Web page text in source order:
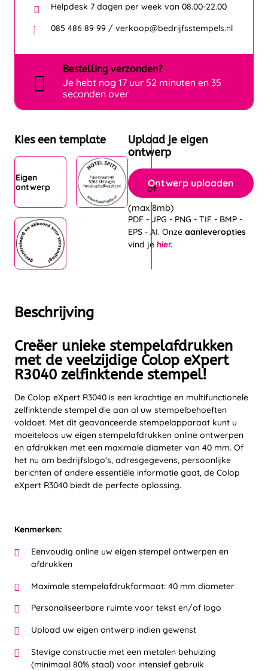
Beschrijving
Creëer unieke stempelafdrukken
met de veelzijdige Colop eXpert
R3040 zelfinktende stempel!
De Colop eXpert R3040 is een krachtige en multifunctionele
zelfinktende stempel die aan al uw stempelbehoeften
voldoet. Met dit geavanceerde stempelapparaat kunt u
moeiteloos uw eigen stempelafdrukken online ontwerpen
en afdrukken met een maximale diameter van 40 mm. Of
het nu om bedrijfslogo's, adresgegevens, persoonlijke
berichten of andere essentiële informatie gaat, de Colop
eXpert R3040 biedt de perfecte oplossing.
Kenmerken:
Eenvoudig online uw eigen stempel ontwerpen en
afdrukken
Maximale stempelafdrukformaat: 40 mm diameter
Personaliseerbare ruimte voor tekst en/of logo
Upload uw eigen ontwerp indien gewenst
Stevige constructie met een metalen behuizing
(minimaal 80% staal) voor intensief gebruik
Helpdesk 7 dagen per week van 08.00-22.00
085 486 89 99 / verkoop@bedrijfsstempels.nl
Bestelling verzonden?
Je hebt nog 17 uur 52 minuten en 34
seconden over
Kies een template
Eigen
ontwerp
Upload je eigen
ontwerp
Ontwerp uploaden
(max 8mb)
PDF - JPG - PNG - TIF - BMP -
EPS - AI. Onze aanleveropties
vind je hier.